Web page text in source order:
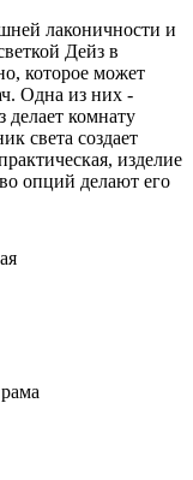
лаконичности и
Дейз в
которое может
Одна из них -
делает комнату
света создает
изделие
опций делают его